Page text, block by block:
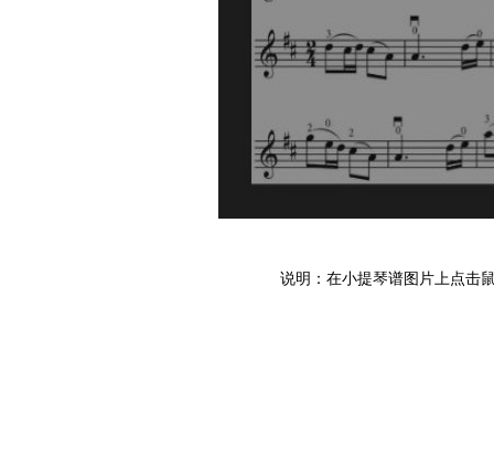
说明：在小提琴谱图片上点击